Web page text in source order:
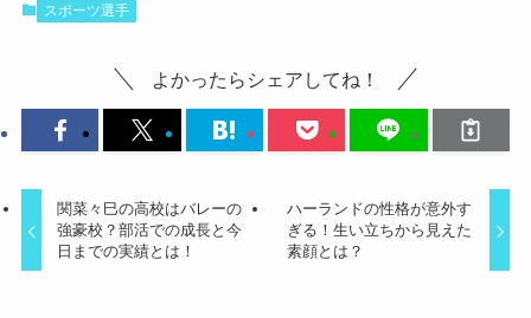
スポーツ選手
よかったらシェアしてね！
関菜々巳の高校はバレーの
強豪校？部活での成長と今
日までの実績とは！
ハーランドの性格が意外す
ぎる！生い立ちから見えた
素顔とは？